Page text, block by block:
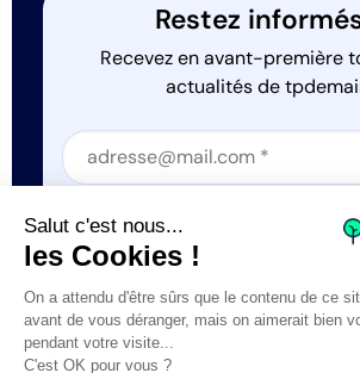
Restez
Recevez en avant-première
actualités de
Section
Section
J'accepte que tp.demain utilise
Salut c'est nous...
les Cookies !
On a attendu d'être sûrs que le contenu de ce
avant de vous déranger, mais on aimerait bien
pendant votre visite...
C'est OK pour vous ?